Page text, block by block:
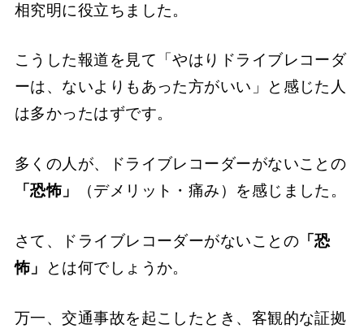
相究明に役立ちました。
こうした報道を見て「やはりドライブレコーダ
ーは、ないよりもあった方がいい」と感じた人
は多かったはずです。
多くの人が、ドライブレコーダーがないことの
「恐怖」
（デメリット・痛み）を感じました。
さて、ドライブレコーダーがないことの 「恐
怖」
とは何でしょうか。
万一、交通事故を起こしたとき、客観的な証拠